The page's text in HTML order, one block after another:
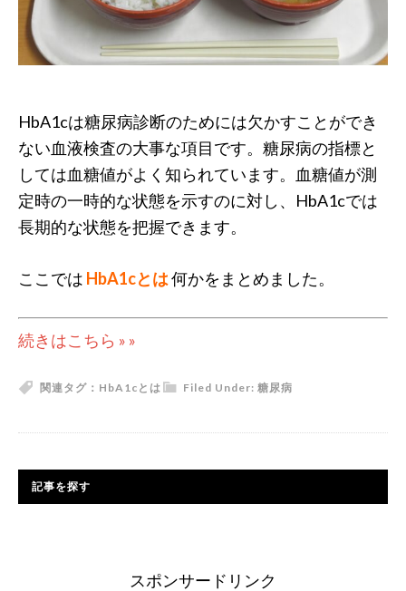
HbA1cは糖尿病診断のためには欠かすことができ
ない血液検査の大事な項目です。糖尿病の指標と
しては血糖値がよく知られています。血糖値が測
定時の一時的な状態を示すのに対し、HbA1cでは
長期的な状態を把握できます。
ここでは HbA1cとは何かをまとめました。
続きはこちら » »
Filed Under: 糖尿病
関連タグ： HbA1cとは
記事を探す
スポンサードリンク